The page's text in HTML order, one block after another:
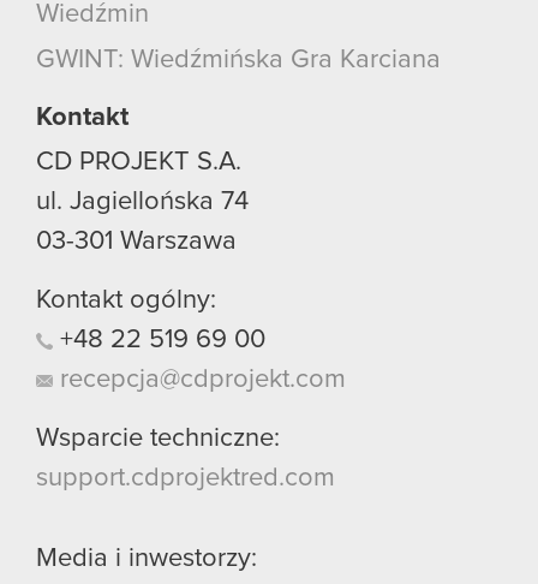
Wiedźmin
GWINT: Wiedźmińska Gra Karciana
Kontakt
CD PROJEKT S.A.
ul. Jagiellońska 74
03-301 Warszawa
Kontakt ogólny:
+48 22 519 69 00
recepcja@cdprojekt.com
Wsparcie techniczne:
support.cdprojektred.com
Media i inwestorzy: